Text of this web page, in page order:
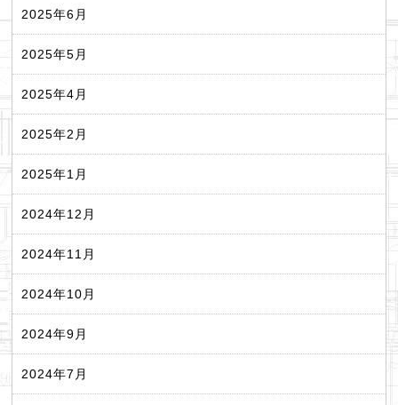
2025年6月
2025年5月
2025年4月
2025年2月
2025年1月
2024年12月
2024年11月
2024年10月
2024年9月
2024年7月